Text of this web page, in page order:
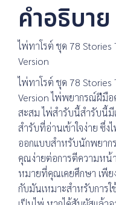
คำอธิบาย
ไพ่ทาโรต์ ชุด 78 Stories
Version
ไพ่ทาโรต์ ชุด 78 Stories
Version ไพ่พยากรณ์ฝีมื
สะสม ไพ่สำรับนี้สำรับนี้มี
สำรับที่อ่านเข้าใจง่าย ซึ่
ออกแบบสำหรับนักพยา
คุณง่ายต่อการตีความหน้
หมายที่คุณเคยศึกษา เพี
กับมันเหมาะสำหรับการใ